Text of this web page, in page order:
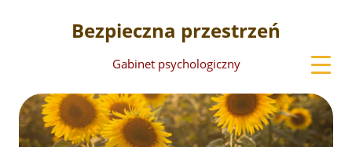
Bezpieczna przestrzeń
Gabinet psychologiczny